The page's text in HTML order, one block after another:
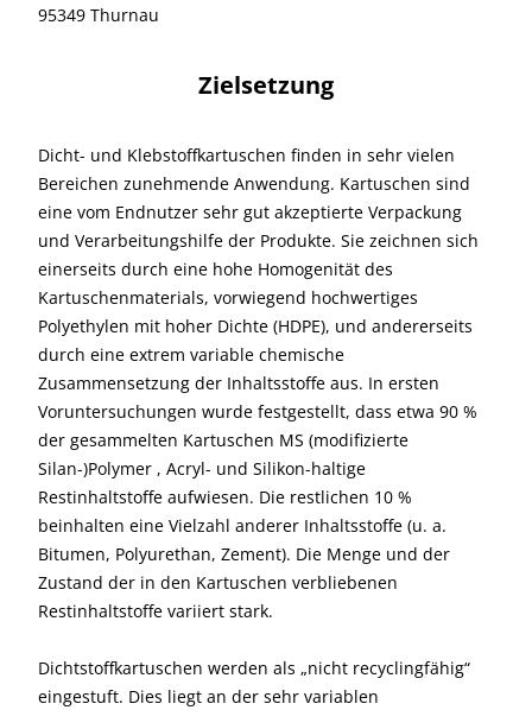
95349 Thurnau
Zielsetzung
Dicht- und Klebstoffkartuschen finden in sehr vielen
Bereichen zunehmende Anwendung. Kartuschen sind
eine vom Endnutzer sehr gut akzeptierte Verpackung
und Verarbeitungshilfe der Produkte. Sie zeichnen sich
einerseits durch eine hohe Homogenität des
Kartuschenmaterials, vorwiegend hochwertiges
Polyethylen mit hoher Dichte (HDPE), und andererseits
durch eine extrem variable chemische
Zusammensetzung der Inhaltsstoffe aus. In ersten
Voruntersuchungen wurde festgestellt, dass etwa 90 %
der gesammelten Kartuschen MS (modifizierte
Silan-)Polymer , Acryl- und Silikon-haltige
Restinhaltstoffe aufwiesen. Die restlichen 10 %
beinhalten eine Vielzahl anderer Inhaltsstoffe (u. a.
Bitumen, Polyurethan, Zement). Die Menge und der
Zustand der in den Kartuschen verbliebenen
Restinhaltstoffe variiert stark.
Dichtstoffkartuschen werden als „nicht recyclingfähig“
eingestuft. Dies liegt an der sehr variablen